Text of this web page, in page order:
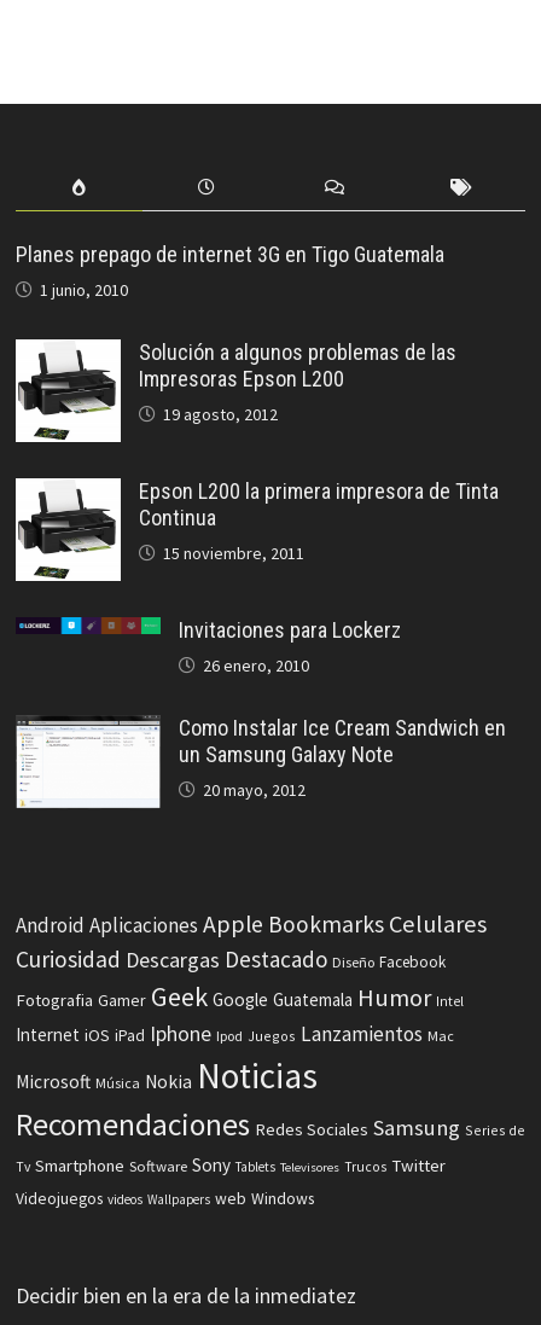
Planes prepago de internet 3G en Tigo Guatemala
1 junio, 2010
Solución a algunos problemas de las
Impresoras Epson L200
19 agosto, 2012
Epson L200 la primera impresora de Tinta
Continua
15 noviembre, 2011
Invitaciones para Lockerz
26 enero, 2010
Como Instalar Ice Cream Sandwich en
un Samsung Galaxy Note
20 mayo, 2012
Android Aplicaciones Apple Bookmarks Celulares
Curiosidad Descargas Destacado Diseño Facebook
Fotografia Gamer Geek Google Guatemala Humor Intel
Internet iOS iPad Iphone Ipod Juegos Lanzamientos Mac
Microsoft Música Nokia Noticias
Recomendaciones Redes Sociales Samsung Series de
Tv Smartphone Software Sony Tablets Televisores Trucos Twitter
Videojuegos videos Wallpapers web Windows
Decidir bien en la era de la inmediatez